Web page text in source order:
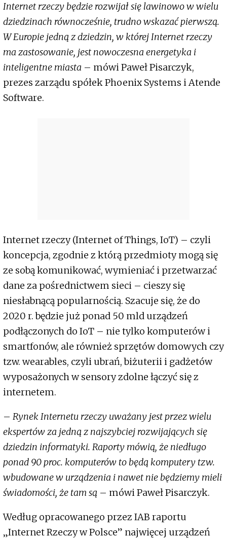
Internet rzeczy będzie rozwijał się lawinowo w wielu
dziedzinach równocześnie, trudno wskazać pierwszą.
W Europie jedną z dziedzin, w której Internet rzeczy
ma zastosowanie, jest nowoczesna energetyka i
inteligentne miasta – mówi Paweł Pisarczyk,
prezes zarządu spółek Phoenix Systems i Atende
Software.
Internet rzeczy (Internet of Things, IoT) – czyli
koncepcja, zgodnie z którą przedmioty mogą się
ze sobą komunikować, wymieniać i przetwarzać
dane za pośrednictwem sieci – cieszy się
niesłabnącą popularnością. Szacuje się, że do
2020 r. będzie już ponad 50 mld urządzeń
podłączonych do IoT – nie tylko komputerów i
smartfonów, ale również sprzętów domowych czy
tzw. wearables, czyli ubrań, biżuterii i gadżetów
wyposażonych w sensory zdolne łączyć się z
internetem.
– Rynek Internetu rzeczy uważany jest przez wielu
ekspertów za jedną z najszybciej rozwijających się
dziedzin informatyki. Raporty mówią, że niedługo
ponad 90 proc. komputerów to będą komputery tzw.
wbudowane w urządzenia i nawet nie będziemy mieli
świadomości, że tam są – mówi Paweł Pisarczyk.
Według opracowanego przez IAB raportu
„Internet Rzeczy w Polsce” najwięcej urządzeń